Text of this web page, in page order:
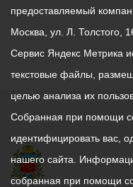
предоставляемый
Москва, ул. Л. Толстого,
Сервис Яндекс Метрика
текстовые файлы,
целью анализа их
Собранная при помощи
идентифицировать вас,
нашего сайта.
собранная при помощи